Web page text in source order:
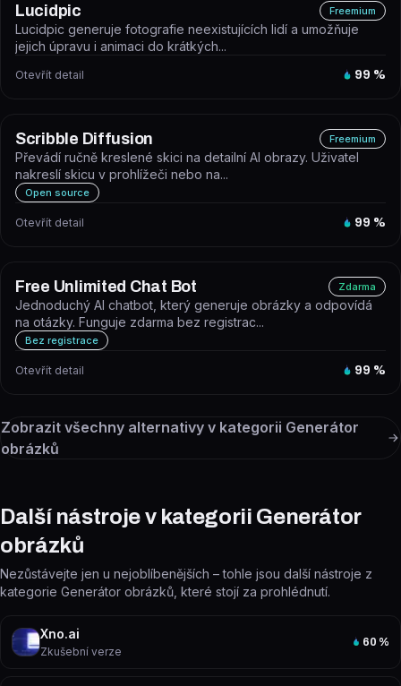
Lucidpic Freemium
Lucidpic generuje fotografie neexistujících lidí a umožňuje
jejich úpravu i animaci do krátkých...
Otevřít detail 99 %
Scribble Diffusion Freemium
Převádí ručně kreslené skici na detailní AI obrazy. Uživatel
nakreslí skicu v prohlížeči nebo na...
Open source
Otevřít detail 99 %
Free Unlimited Chat Bot Zdarma
Jednoduchý AI chatbot, který generuje obrázky a odpovídá
na otázky. Funguje zdarma bez registrac...
Bez registrace
Otevřít detail 99 %
Zobrazit všechny alternativy v kategorii Generátor
obrázků
Další nástroje v kategorii Generátor
obrázků
Nezůstávejte jen u nejoblíbenějších – tohle jsou další nástroje z
kategorie Generátor obrázků, které stojí za prohlédnutí.
Xno.ai
Zkušební verze
60 %